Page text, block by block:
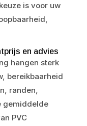
is voor uw
en advies
hangen sterk
bereikbaarheid
randen,
gemiddelde
PVC